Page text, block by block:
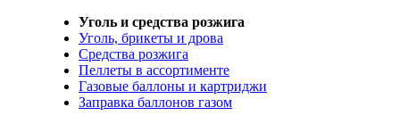
Уголь и средства розжига
Уголь, брикеты и дрова
Средства розжига
Пеллеты в ассортименте
Газовые баллоны и картриджи
Заправка баллонов газом